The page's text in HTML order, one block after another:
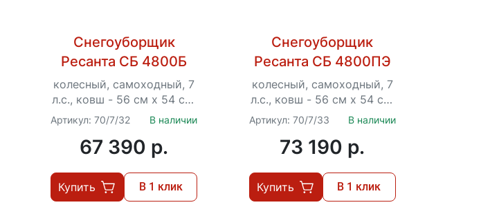
Снегоуборщик
Ресанта СБ 4800Б
колесный, самоходный, 7
л.с., ковш - 56 см x 54 см,
5 вперед / 2 назад,
стартер от АКБ 12 В, фара
Артикул: 70/7/32 В наличии
67 390 p.
Купить В 1 клик
Снегоуборщик
Ресанта СБ 4800ПЭ
колесный, самоходный, 7
л.с., ковш - 56 см x 54 см,
6 вперед / 2 назад,
стартер от сети 220 В,...
Артикул: 70/7/33 В наличии
73 190 p.
Купить В 1 клик